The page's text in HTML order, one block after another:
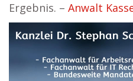
Ergebnis. – Anwalt